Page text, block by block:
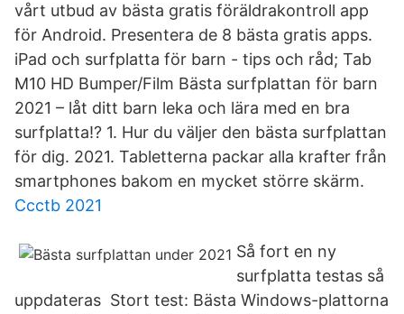
vårt utbud av bästa gratis föräldrakontroll app
för Android. Presentera de 8 bästa gratis apps.
iPad och surfplatta för barn - tips och råd; Tab
M10 HD Bumper/Film Bästa surfplattan för barn
2021 – låt ditt barn leka och lära med en bra
surfplatta!? 1. Hur du väljer den bästa surfplattan
för dig. 2021. Tabletterna packar alla krafter från
smartphones bakom en mycket större skärm.
Ccctb 2021
Så fort en ny
surfplatta testas så
uppdateras Stort test: Bästa Windows-plattorna